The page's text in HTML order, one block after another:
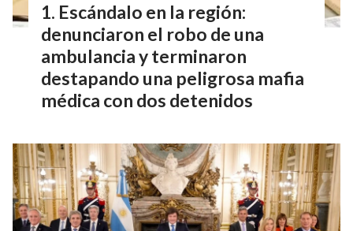
Escándalo en la región:
denunciaron el robo de una
ambulancia y terminaron
destapando una peligrosa mafia
médica con dos detenidos